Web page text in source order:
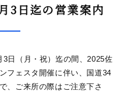
3日迄の営業案内
日（月・祝） 迄の間、2025佐
フェスタ開催に伴い、国道34
、ご来所の際はご注意下さ